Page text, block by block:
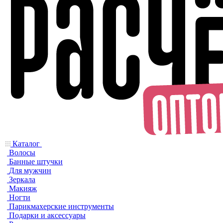
Каталог
Волосы
Банные штучки
Для мужчин
Зеркала
Макияж
Ногти
Парикмахерские инструменты
Подарки и аксессуары